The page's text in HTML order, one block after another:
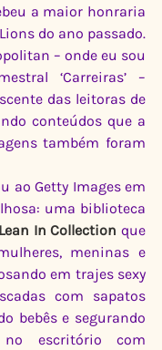
a maior honraria
do ano passado.
– onde eu sou
‘Carreiras’ –
das leitoras de
conteúdos que a
também foram
ao Getty Images em
uma biblioteca
Lean In Collection que
meninas e
em trajes sexy
com sapatos
bebês e segurando
escritório com